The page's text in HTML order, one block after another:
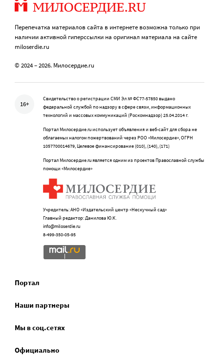
Перепечатка материалов сайта в интернете возможна только при
наличии активной гиперссылки на оригинал материала на сайте
miloserdie.ru
© 2024 – 2026. Милосердие.ru
16+
Свидетельство о регистрации СМИ Эл № ФС77-57850 выдано
федеральной службой по надзору в сфере связи, информационных
технологий и массовых коммуникаций (Роскомнадзор) 25.04.2014 г.
Портал Милосердие.ru использует объявления и веб-сайт для сбора не
облагаемых налогом пожертвований через РОО «Милосердие», ОГРН
1057700014679, Целевое финансирование (010), (140), (171)
Портал Милосердие.ru является одним из проектов Православной службы
помощи «Милосердие»
Учредитель: АНО «Издательский центр «Нескучный сад»
Главный редактор: Данилова Ю.К.
info@miloserdie.ru
8-499-350-05-95
Портал
Наши партнеры
Мы в соц.сетях
Официально